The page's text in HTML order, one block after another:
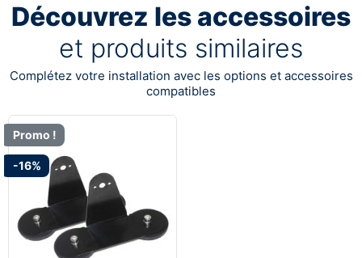
Découvrez les accessoires
et produits similaires
Complétez votre installation avec les options et accessoires
compatibles
Promo !
-16%